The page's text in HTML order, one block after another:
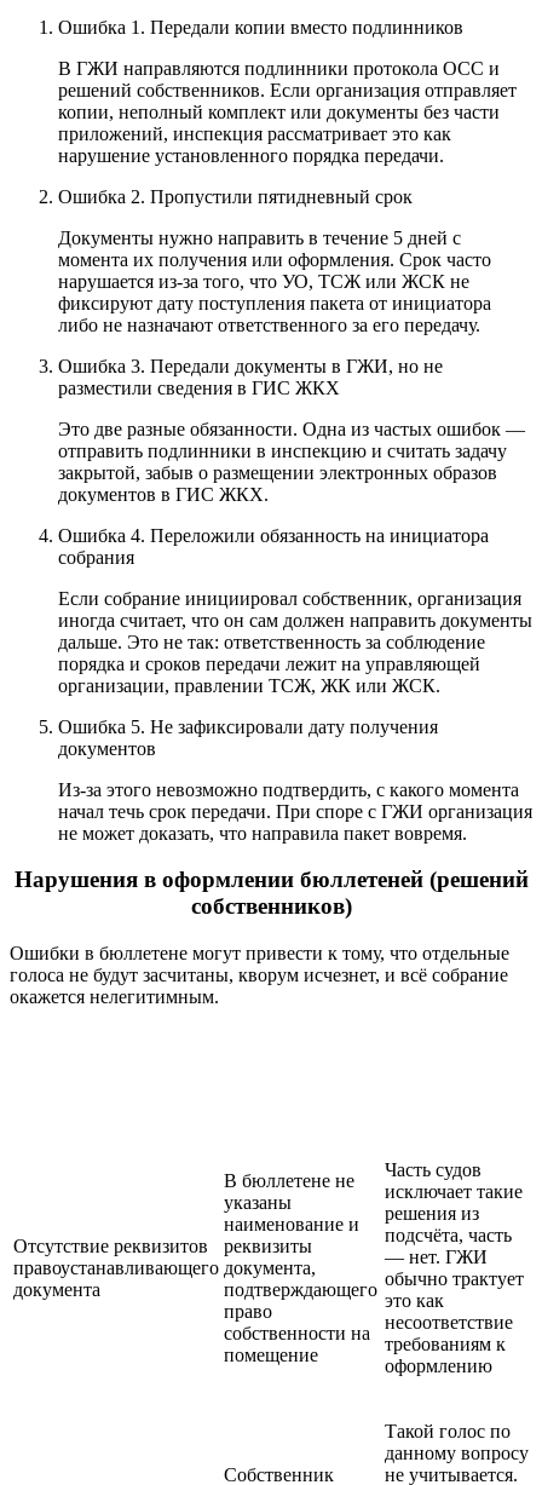
Ошибка 1. Передали копии вместо подлинников
В ГЖИ направляются подлинники протокола ОСС и
решений собственников. Если организация отправляет
копии, неполный комплект или документы без части
приложений, инспекция рассматривает это как
нарушение установленного порядка передачи.
Ошибка 2. Пропустили пятидневный срок
Документы нужно направить в течение 5 дней с
момента их получения или оформления. Срок часто
нарушается из-за того, что УО, ТСЖ или ЖСК не
фиксируют дату поступления пакета от инициатора
либо не назначают ответственного за его передачу.
Ошибка 3. Передали документы в ГЖИ, но не
разместили сведения в ГИС ЖКХ
Это две разные обязанности. Одна из частых ошибок —
отправить подлинники в инспекцию и считать задачу
закрытой, забыв о размещении электронных образов
документов в ГИС ЖКХ.
Ошибка 4. Переложили обязанность на инициатора
собрания
Если собрание инициировал собственник, организация
иногда считает, что он сам должен направить документы
дальше. Это не так: ответственность за соблюдение
порядка и сроков передачи лежит на управляющей
организации, правлении ТСЖ, ЖК или ЖСК.
Ошибка 5. Не зафиксировали дату получения
документов
Из-за этого невозможно подтвердить, с какого момента
начал течь срок передачи. При споре с ГЖИ организация
не может доказать, что направила пакет вовремя.
Нарушения в оформлении бюллетеней (решений
собственников)
Ошибки в бюллетене могут привести к тому, что отдельные
голоса не будут засчитаны, кворум исчезнет, и всё собрание
окажется нелегитимным.
Отсутствие реквизитов
правоустанавливающего
документа
В бюллетене не
указаны
наименование и
реквизиты
документа,
подтверждающего
право
собственности на
помещение
Часть судов
исключает такие
решения из
подсчёта, часть
— нет. ГЖИ
обычно трактует
это как
несоответствие
требованиям к
оформлению
Собственник
Такой голос по
данному вопросу
не учитывается.